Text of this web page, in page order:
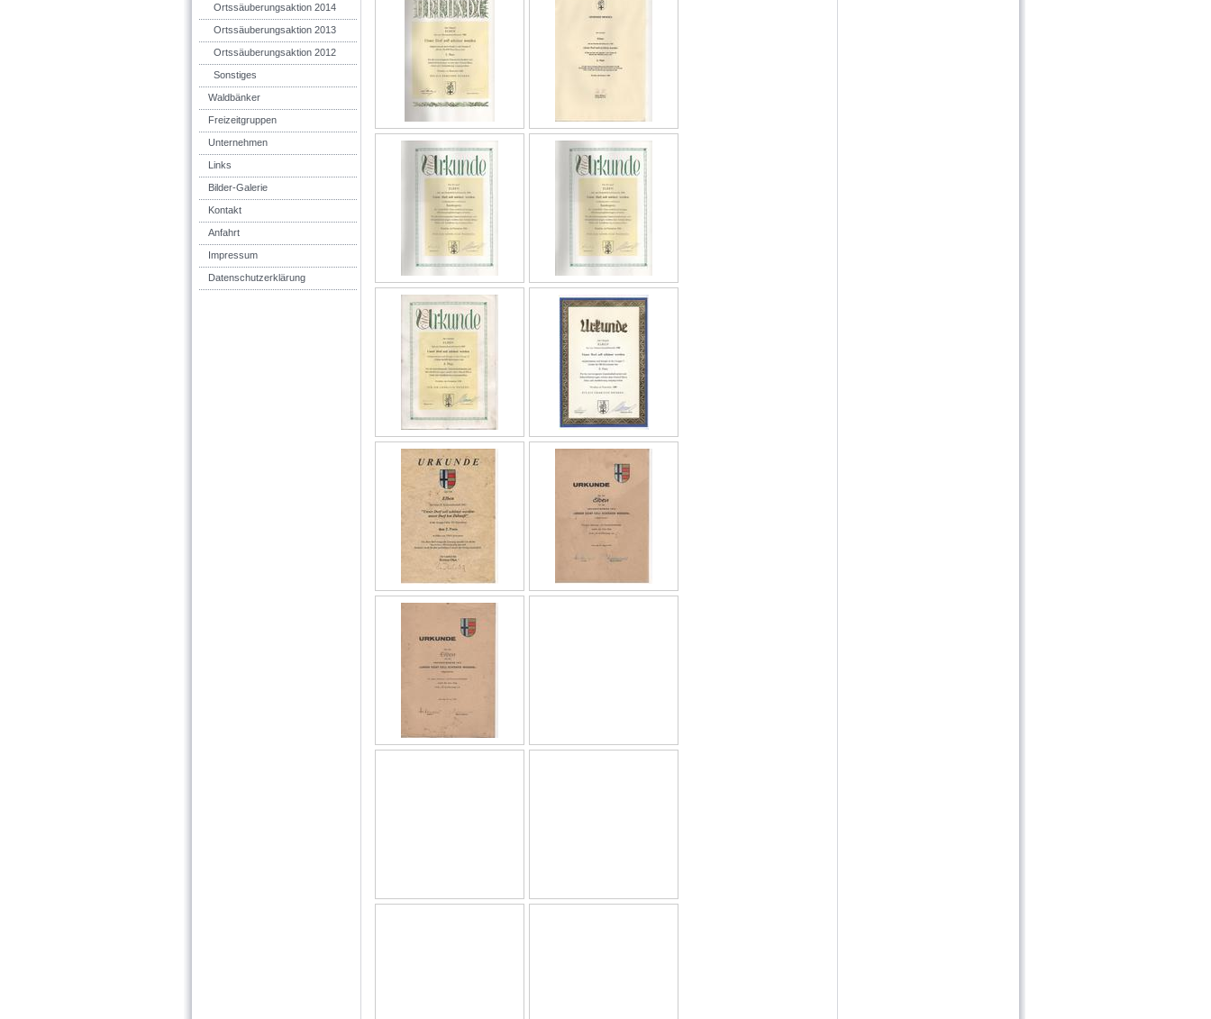
Ortssäuberungsaktion 2014
Ortssäuberungsaktion 2013
Ortssäuberungsaktion 2012
Sonstiges
Waldbänker
Freizeitgruppen
Unternehmen
Links
Bilder-Galerie
Kontakt
Anfahrt
Impressum
Datenschutzerklärung